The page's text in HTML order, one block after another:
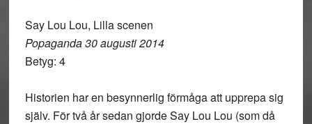
Say Lou Lou, Lilla scenen
Popaganda 30 augusti 2014
Betyg: 4
Historien har en besynnerlig förmåga att upprepa sig
själv. För två år sedan gjorde Say Lou Lou (som då